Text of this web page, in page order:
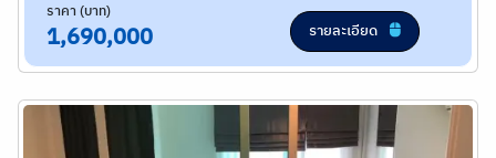
ราคา (บาท)
1,690,000 รายละเอียด